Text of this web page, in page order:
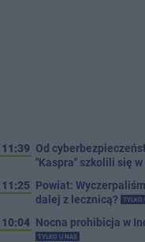
11:39 Od
"Kaspra" szkolili się w
11:25 Powiat:
dalej z lecznicą?
TYLKO
10:04 Nocna prohibicja w
TYLKO U NAS